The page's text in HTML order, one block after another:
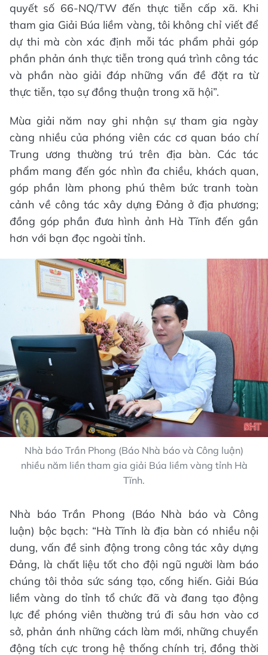
quyết số 66-NQ/TW đến thực tiễn cấp xã. Khi
tham gia Giải Búa liềm vàng, tôi không chỉ viết để
dự thi mà còn xác định mỗi tác phẩm phải góp
phần phản ánh thực tiễn trong quá trình công tác
và phần nào giải đáp những vấn đề đặt ra từ
thực tiễn, tạo sự đồng thuận trong xã hội”.
Mùa giải năm nay ghi nhận sự tham gia ngày
càng nhiều của phóng viên các cơ quan báo chí
Trung ương thường trú trên địa bàn. Các tác
phẩm mang đến góc nhìn đa chiều, khách quan,
góp phần làm phong phú thêm bức tranh toàn
cảnh về công tác xây dựng Đảng ở địa phương;
đồng góp phần đưa hình ảnh Hà Tĩnh đến gần
hơn với bạn đọc ngoài tỉnh.
Nhà báo Trần Phong (Báo Nhà báo và Công luận)
nhiều năm liền tham gia giải Búa liềm vàng tỉnh Hà
Tĩnh.
Nhà báo Trần Phong (Báo Nhà báo và Công
luận) bộc bạch: “Hà Tĩnh là địa bàn có nhiều nội
dung, vấn đề sinh động trong công tác xây dựng
Đảng, là chất liệu tốt cho đội ngũ người làm báo
chúng tôi thỏa sức sáng tạo, cống hiến. Giải Búa
liềm vàng do tỉnh tổ chức đã và đang tạo động
lực để phóng viên thường trú đi sâu hơn vào cơ
sở, phản ánh những cách làm mới, những chuyển
động tích cực trong hệ thống chính trị, đồng thời